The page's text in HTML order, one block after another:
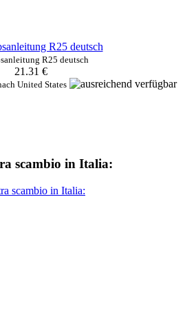
R25 deutsch
21.31 €
United States
scambio in Italia:
scambio in Italia: